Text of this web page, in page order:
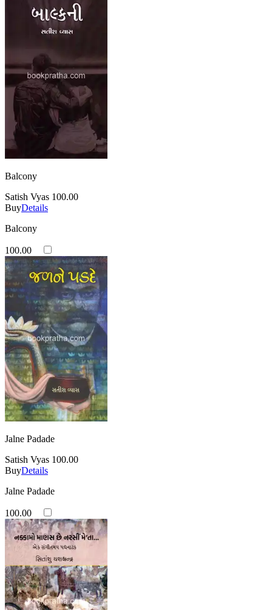
Balcony
Satish Vyas 100.00
BuyDetails
Balcony
100.00
Jalne Padade
Satish Vyas 100.00
BuyDetails
Jalne Padade
100.00